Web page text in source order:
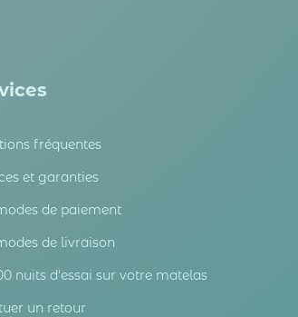
fréquentes
et garanties
de paiement
de livraison
nuits d'essai sur votre matelas
un retour